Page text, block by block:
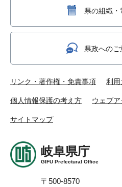
県の組織
県政への
リンク・著作権・免責事項 利用
個人情報保護の考え方 ウェブ
サイトマップ
岐阜県庁
GIFU Prefectural Office
〒500-8570